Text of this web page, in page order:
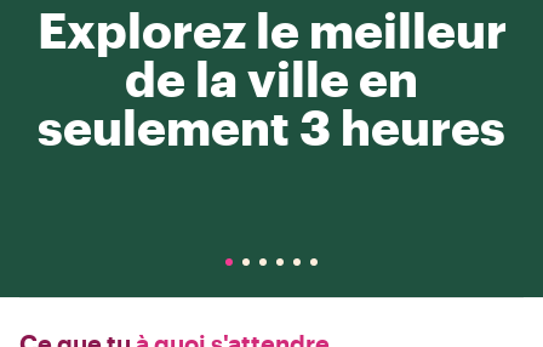
Explorez le meilleur
de la ville en
seulement 3 heures